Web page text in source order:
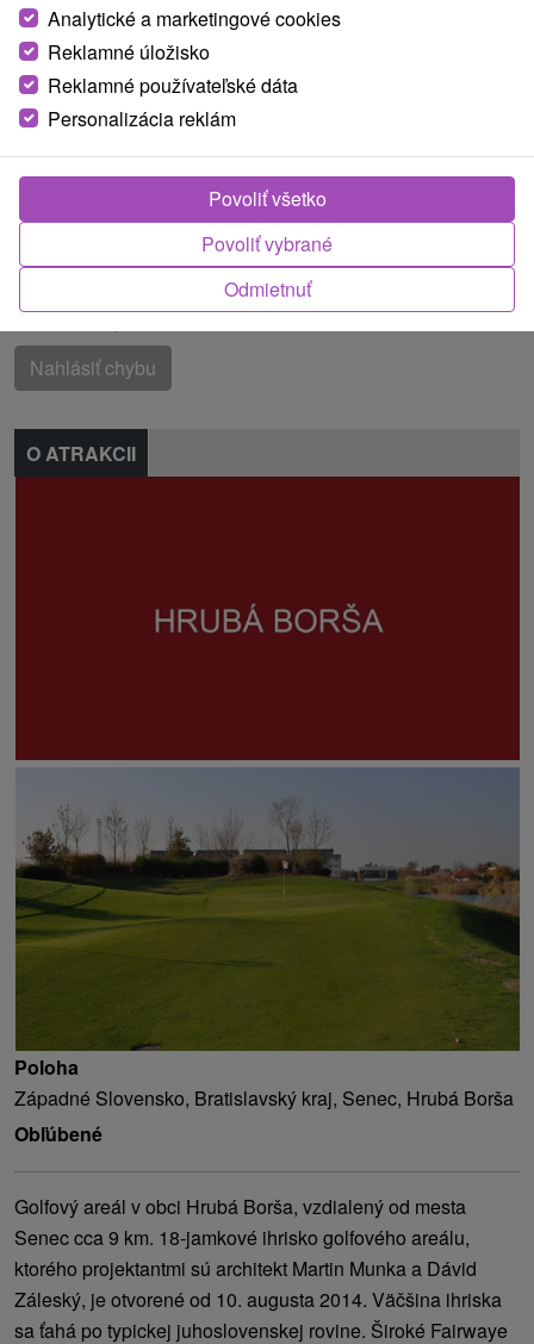
Západné Slovensko, Bratislava a okolie, Južné Slovensko,
Podunajská nížina, Bratislavský kraj, Slnečné Senecké
jazerá
Našli ste chybu alebo nám chcete odporučiť novú atrakciu
Nahlásiť chybu
O ATRAKCII
Poloha
Západné Slovensko, Bratislavský kraj, Senec, Hrubá Borša
Obľúbené
Golfový areál v obci Hrubá Borša, vzdialený od mesta
Senec cca 9 km. 18-jamkové ihrisko golfového areálu,
ktorého projektantmi sú architekt Martin Munka a Dávid
Záleský, je otvorené od 10. augusta 2014. Väčšina ihriska
sa ťahá po typickej juhoslovenskej rovine. Široké Fairwaye
Analytické a marketingové cookies
Reklamné úložisko
Reklamné používateľské dáta
Personalizácia reklám
Odmietnuť
Povoliť vybrané
Povoliť všetko